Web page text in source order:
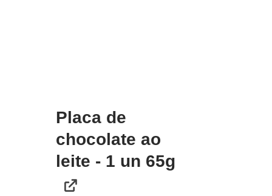
Placa de
chocolate ao
leite - 1 un 65g